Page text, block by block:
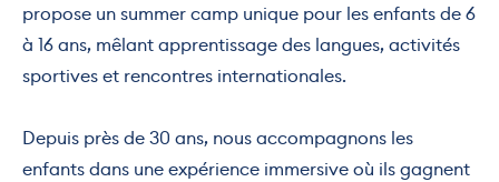
propose un summer camp unique pour les enfants de 6
à 16 ans, mêlant apprentissage des langues, activités
sportives et rencontres internationales.
Depuis près de 30 ans, nous accompagnons les
enfants dans une expérience immersive où ils gagnent